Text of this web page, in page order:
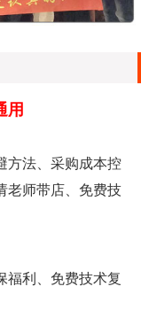
用
方法、采购成本控
老师带店、免费技
福利、免费技术复